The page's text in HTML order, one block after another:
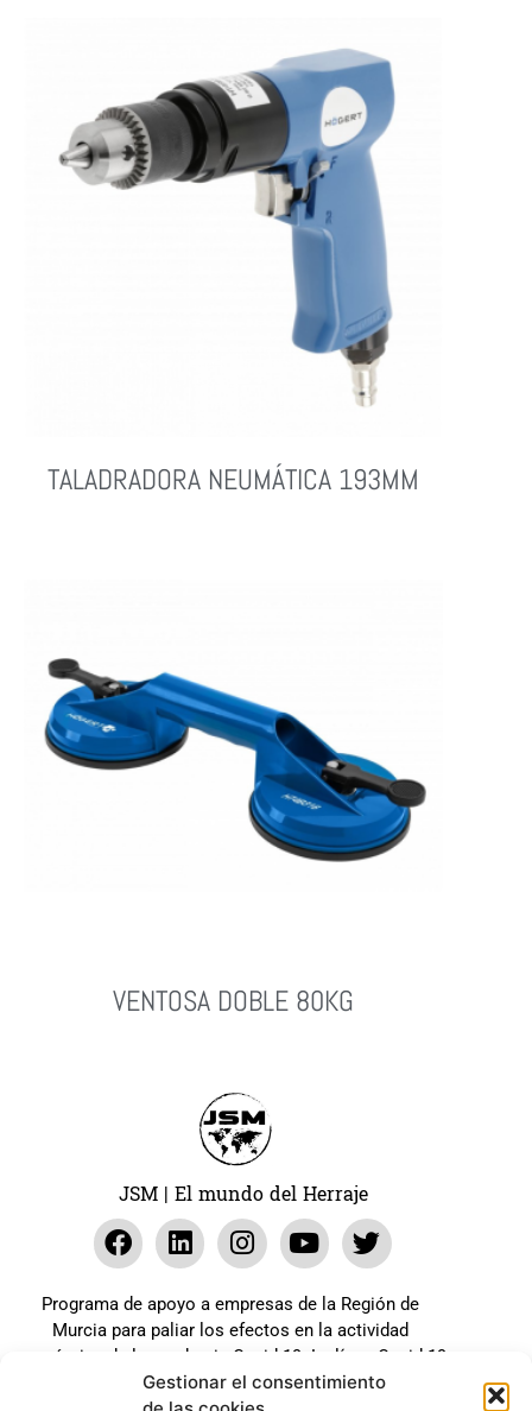
Gestionar el consentimiento
TALADRADORA NEUMÁTICA 193MM
VENTOSA DOBLE 80KG
JSM | El mundo del Herraje
Programa de apoyo a empresas de la Región de
Murcia para paliar los efectos en la actividad
económica de la pandemia Covid-19. La línea Covid-19
coste cero cofinanciada por la unión europea.